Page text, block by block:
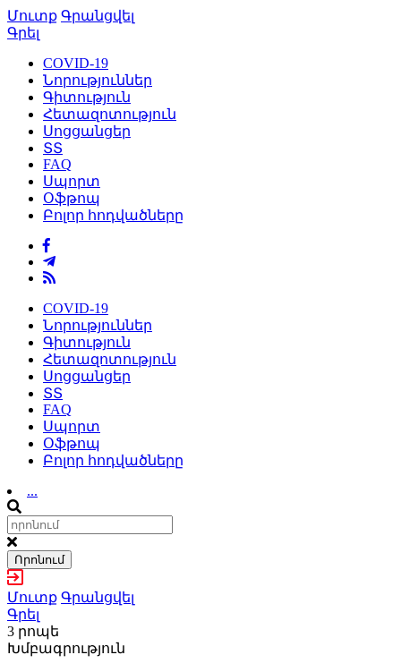
Մուտք Գրանցվել
Գրել
COVID-19
Նորություններ
Գիտություն
Հետազոտություն
Սոցցանցեր
ՏՏ
FAQ
Սպորտ
Օֆթոպ
Բոլոր հոդվածները
COVID-19
Նորություններ
Գիտություն
Հետազոտություն
Սոցցանցեր
ՏՏ
FAQ
Սպորտ
Օֆթոպ
Բոլոր հոդվածները
...
Որոնում
Մուտք Գրանցվել
Գրել
3 րոպե
Խմբագրություն